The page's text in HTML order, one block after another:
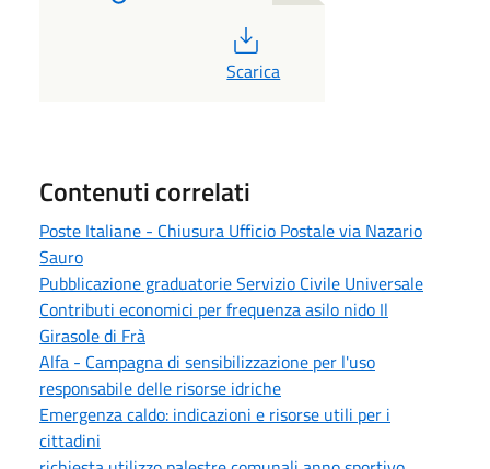
PDF
Scarica
Contenuti correlati
Poste Italiane - Chiusura Ufficio Postale via Nazario
Sauro
Pubblicazione graduatorie Servizio Civile Universale
Contributi economici per frequenza asilo nido Il
Girasole di Frà
Alfa - Campagna di sensibilizzazione per l'uso
responsabile delle risorse idriche
Emergenza caldo: indicazioni e risorse utili per i
cittadini